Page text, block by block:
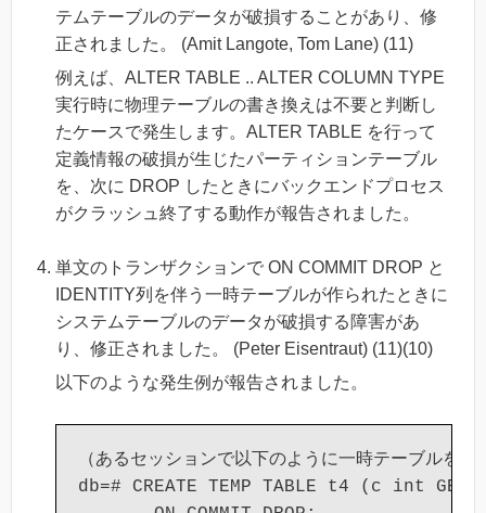
テムテーブルのデータが破損することがあり、修
正されました。 (Amit Langote, Tom Lane) (11)
例えば、ALTER TABLE .. ALTER COLUMN TYPE
実行時に物理テーブルの書き換えは不要と判断し
たケースで発生します。ALTER TABLE を行って
定義情報の破損が生じたパーティションテーブル
を、次に DROP したときにバックエンドプロセス
がクラッシュ終了する動作が報告されました。
単文のトランザクションで ON COMMIT DROP と
IDENTITY列を伴う一時テーブルが作られたときに
システムテーブルのデータが破損する障害があ
り、修正されました。 (Peter Eisentraut) (11)(10)
以下のような発生例が報告されました。
（あるセッションで以下のように一時テーブルを作
db=# CREATE TEMP TABLE t4 (c int